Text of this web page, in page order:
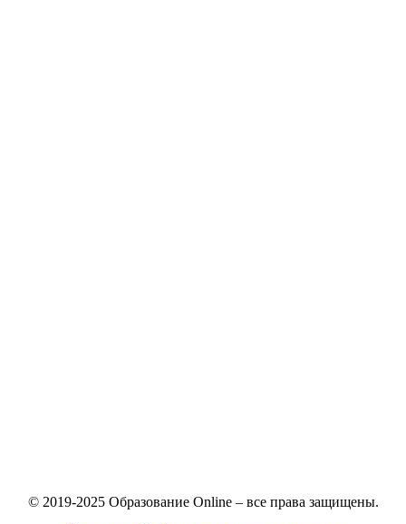
© 2019-2025 Образование Online – все права защищены.